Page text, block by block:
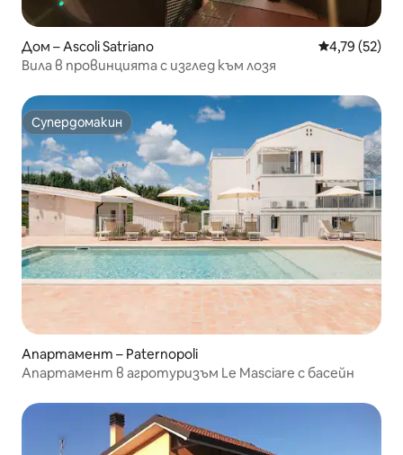
Дом – Ascoli Satriano Средна
4,79 (52)
Вила в провинцията с изглед към лозя
Супердомакин
Супердомакин
Апартамент – Paternopoli
Апартамент в агротуризъм Le Masciare с басейн